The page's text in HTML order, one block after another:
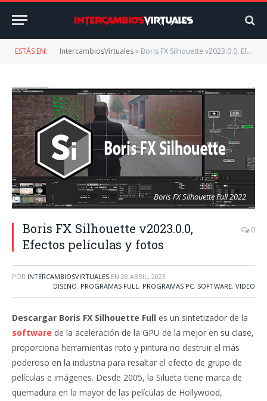
ESTÁS EN: IntercambiosVirtuales» Boris FX Silhouette v2023.0.0, Efectos películas y fotos
Boris FX Silhouette Full 2022
Boris FX Silhouette v2023.0.0,
Efectos películas y fotos
0
POR INTERCAMBIOSVIRTUALES EN 28 ABRIL, 2023
DISEÑO, PROGRAMAS FULL, PROGRAMAS PC, SOFTWARE, VIDEO
Descargar Boris FX Silhouette Full es un sintetizador de la
software de la aceleración de la GPU de la mejor en su clase,
proporciona herramientas roto y pintura no destruir el más
poderoso en la industria para resaltar el efecto de grupo de
películas e imágenes. Desde 2005, la Silueta tiene marca de
quemadura en la mayor de las películas de Hollywood,